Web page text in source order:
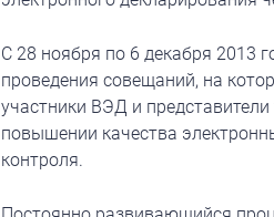
С 28 ноября по 6 декабря 2013
проведения совещаний, на
участники ВЭД и
повышении качества
контроля.